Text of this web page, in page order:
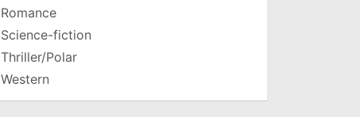
Romance
Science-fiction
Thriller/Polar
Western